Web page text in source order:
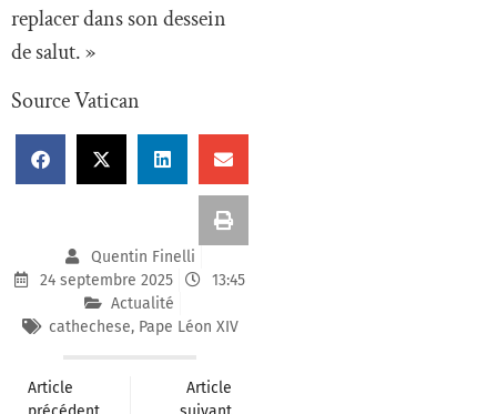
replacer dans son dessein
de salut. »
Source Vatican
Quentin Finelli
24 septembre 2025
13:45
Actualité
cathechese, Pape Léon XIV
Article
Article